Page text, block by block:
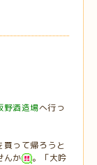
野酒造場へ行っ
って帰ろうと
んか
。「大吟